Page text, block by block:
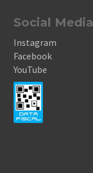
Social Media
Instagram
Facebook
YouTube